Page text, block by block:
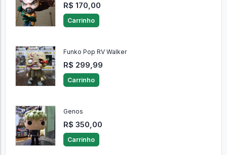
R$ 170,00
Carrinho
Funko Pop RV Walker
R$ 299,99
Carrinho
Genos
R$ 350,00
Carrinho